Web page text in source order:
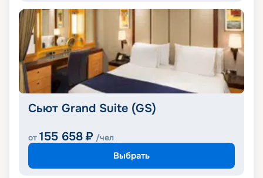
Сьют Grand Suite (GS)
от 155 658 ₽ /чел
Выбрать